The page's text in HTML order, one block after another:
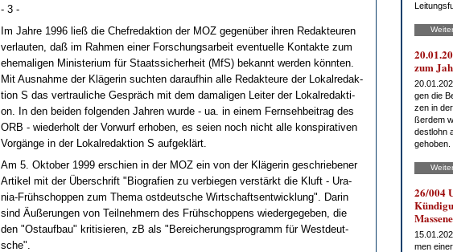
- 3 -
Im Jah­re 1996 ließ die Chef­re­dak­ti­on der MOZ ge­genüber ih­ren Re­dak­teu­ren
ver­lau­ten, daß im Rah­men ei­ner For­schungs­ar­beit even­tu­el­le Kon­tak­te zum
ehe­ma­li­gen Mi­nis­te­ri­um für Staats­si­cher­heit (MfS) be­kannt wer­den könn­ten.
Mit Aus­nah­me der Kläge­rin such­ten dar­auf­hin al­le Re­dak­teu­re der Lo­kal­re­dak­
ti­on S das ver­trau­li­che Gespräch mit dem da­ma­li­gen Lei­ter der Lo­kal­re­dak­ti­
on. In den bei­den fol­gen­den Jah­ren wur­de - ua. in ei­nem Fern­seh­bei­trag des
ORB - wie­der­holt der Vor­wurf er­ho­ben, es sei­en noch nicht al­le kon­spi­ra­ti­ven
Vorgänge in der Lo­kal­re­dak­ti­on S auf­geklärt.
Am 5. Ok­to­ber 1999 er­schien in der MOZ ein von der Kläge­rin ge­schrie­be­ner
Ar­ti­kel mit der Über­schrift "Bio­gra­fi­en zu ver­bie­gen verstärkt die Kluft - Ura­
nia-Frühschop­pen zum The­ma ost­deut­sche Wirt­schafts­ent­wick­lung". Dar­in
sind Äußerun­gen von Teil­neh­mern des Frühschop­pens wie­der­ge­ge­ben, die
den "Ost­auf­bau" kri­ti­sie­ren, zB als "Be­rei­che­rungs­pro­gramm für West­deut­
sche".
zum
gen die
zen in
ßer­dem
dest­lohn
ge­ho­ben.
26/004
men